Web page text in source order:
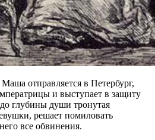
отправляется в Петербург,
и выступает в защиту
глубины души тронутая
решает помиловать
все обвинения.